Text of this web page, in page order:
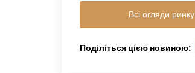
Всі огляди ринку
Поділіться цією новиною: